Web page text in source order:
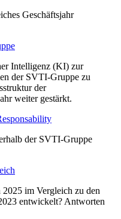
Geschäftsjahr
Intelligenz (KI) zur
der SVTI-Gruppe zu
der
weiter gestärkt.
der SVTI‑Gruppe
im Vergleich zu den
entwickelt? Antworten